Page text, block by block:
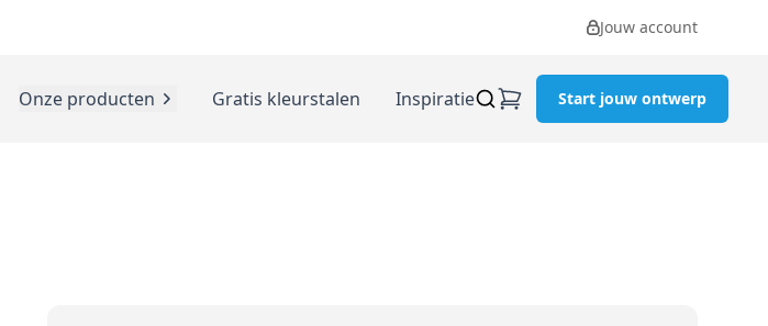
Jouw account
Onze producten Gratis kleurstalen Inspiratie Start jouw ontwerp